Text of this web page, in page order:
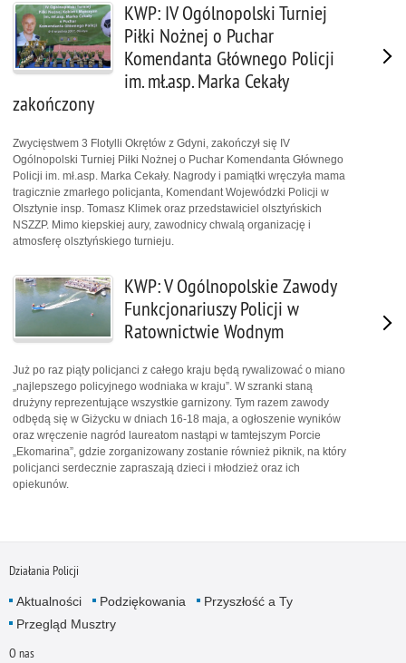
KWP: IV Ogólnopolski Turniej
Piłki Nożnej o Puchar
Komendanta Głównego Policji
im. mł.asp. Marka Cekały
zakończony
Zwycięstwem 3 Flotylli Okrętów z Gdyni, zakończył się IV
Ogólnopolski Turniej Piłki Nożnej o Puchar Komendanta Głównego
Policji im. mł.asp. Marka Cekały. Nagrody i pamiątki wręczyła mama
tragicznie zmarłego policjanta, Komendant Wojewódzki Policji w
Olsztynie insp. Tomasz Klimek oraz przedstawiciel olsztyńskich
NSZZP. Mimo kiepskiej aury, zawodnicy chwalą organizację i
atmosferę olsztyńskiego turnieju.
KWP: V Ogólnopolskie Zawody
Funkcjonariuszy Policji w
Ratownictwie Wodnym
Już po raz piąty policjanci z całego kraju będą rywalizować o miano
„najlepszego policyjnego wodniaka w kraju”. W szranki staną
drużyny reprezentujące wszystkie garnizony. Tym razem zawody
odbędą się w Giżycku w dniach 16-18 maja, a ogłoszenie wyników
oraz wręczenie nagród laureatom nastąpi w tamtejszym Porcie
„Ekomarina”, gdzie zorganizowany zostanie również piknik, na który
policjanci serdecznie zapraszają dzieci i młodzież oraz ich
opiekunów.
Działania Policji
Aktualności Podziękowania
Przyszłość a Ty
Przegląd Musztry
O nas